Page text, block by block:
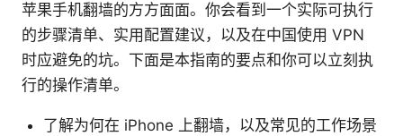
苹果手机翻墙的方方面面。你会看到一个实际可执行
的步骤清单、实用配置建议，以及在中国使用 VPN
时应避免的坑。下面是本指南的要点和你可以立刻执
行的操作清单。
了解为何在 iPhone 上翻墙，以及常见的工作场景